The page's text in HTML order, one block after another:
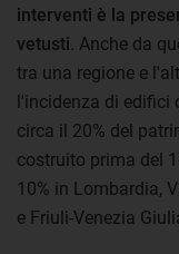
interventi è la
vetusti. Anche da
tra una regione e
l'incidenza di edifici
circa il 20% del
costruito prima del
10% in Lombardia,
e Friuli-Venezia